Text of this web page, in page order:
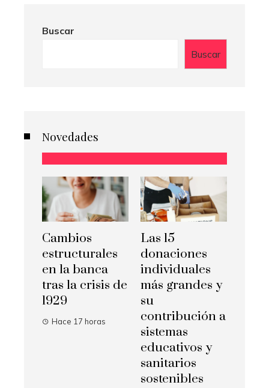
Buscar
Buscar
Novedades
Cambios
estructurales
en la banca
tras la crisis de
1929
Hace 17 horas
Las 15
donaciones
individuales
más grandes y
su
contribución a
sistemas
educativos y
sanitarios
sostenibles